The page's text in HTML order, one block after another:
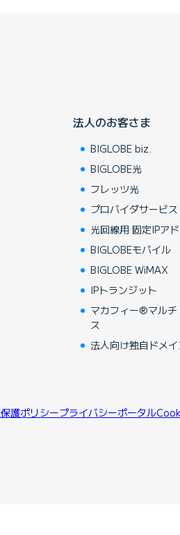
法人のお客さま
BIGLOBE biz.
BIGLOBE光
フレッツ光
プロバイダサービス
光回線用 固定IPア
BIGLOBEモバイル
BIGLOBE WiMAX
IPトランジット
マカフィー®マルチ
ス
法人向け独自ドメイ
護ポリシープライバシーポータル